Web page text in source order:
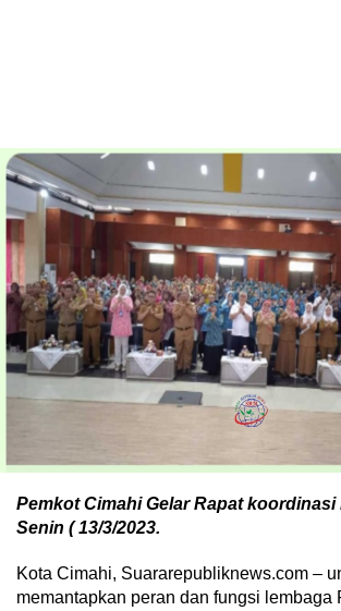
Pemkot Cimahi Gelar Rapat koordinasi
Senin ( 13/3/2023.
Kota Cimahi, Suararepubliknews.com –
memantapkan peran dan fungsi lembaga